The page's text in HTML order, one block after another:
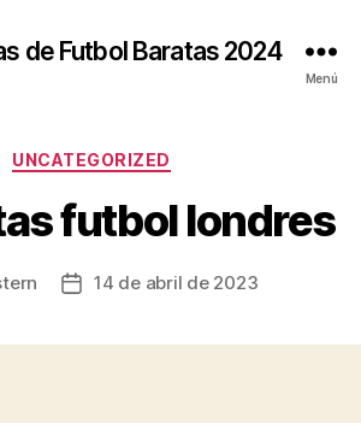
de Futbol Baratas 2024
Menú
Categorías
UNCATEGORIZED
futbol londres
Fecha14 de abril de 2023